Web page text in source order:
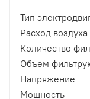
Тип
Расход воздуха
Количество
Объем
Напряжение
Мощность